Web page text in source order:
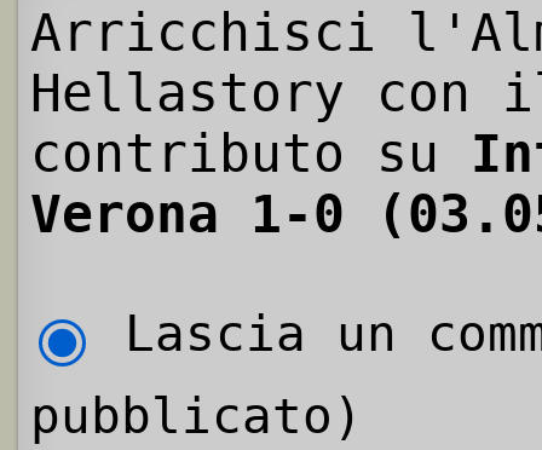
Arricchisci
Hellastory con
contributo su
Verona 1-0
Lascia un
pubblicato)